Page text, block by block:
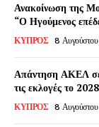
Ανακοίνωση της
“Ο Ηγούμενος
ΚΥΠΡΟΣ 8
Απάντηση ΑΚΕΛ σε
τις εκλογές το 2028
ΚΥΠΡΟΣ 8